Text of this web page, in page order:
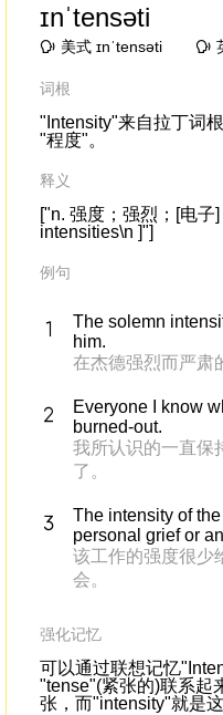
ɪnˈtensəti
美式 ɪnˈtensəti
词根
"Intensity"来自拉丁词
"程度"。
释义
["n. 强度；强烈；[电子
intensities\n ]"]
例句
The solemn
him.
在杰德强烈而严肃
Everyone I know
burned-out.
我所认识的一直保
了。
The intensity of
personal grief or
该工作的强度很少
会。
强化记忆
可以通过联想记忆
"tense"(紧张的)联系起
张，而"intensity"就是